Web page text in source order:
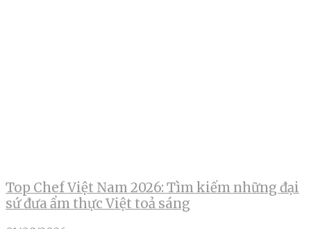
Top Chef Việt Nam 2026: Tìm kiếm những đại
sứ đưa ẩm thực Việt toả sáng